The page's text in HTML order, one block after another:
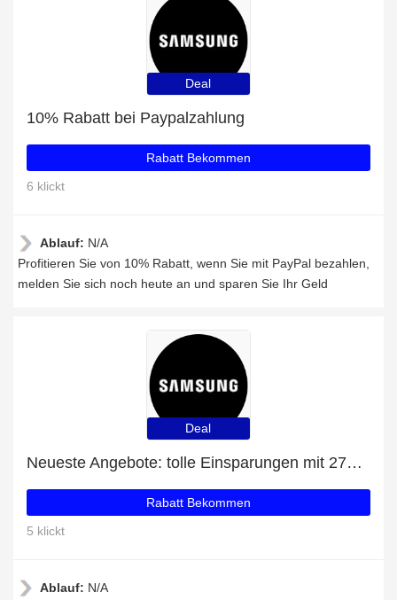
Deal
10% Rabatt bei Paypalzahlung
Rabatt Bekommen
6 klickt
Ablauf: N/A
Profitieren Sie von 10% Rabatt, wenn Sie mit PayPal bezahlen,
melden Sie sich noch heute an und sparen Sie Ihr Geld
Deal
Neueste Angebote: tolle Einsparungen mit 27% Rabatt
Rabatt Bekommen
5 klickt
Ablauf: N/A